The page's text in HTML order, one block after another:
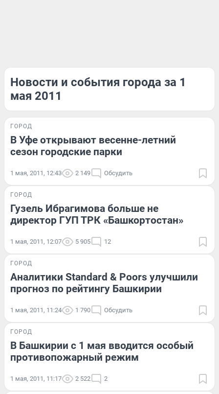
Новости и события города за 1
мая 2011
ГОРОД
В Уфе открывают весенне-летний
сезон городские парки
1 мая, 2011, 12:43 2 149 Обсудить
ГОРОД
Гузель Ибрагимова больше не
директор ГУП ТРК «Башкортостан»
1 мая, 2011, 12:07 5 905 12
ГОРОД
Аналитики Standard & Poors улучшили
прогноз по рейтингу Башкирии
1 мая, 2011, 11:24 1 790 Обсудить
ГОРОД
В Башкирии с 1 мая вводится особый
противопожарный режим
1 мая, 2011, 11:17 2 522 2